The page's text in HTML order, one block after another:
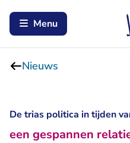
Menu
Nieuws
De trias politica in tijden
een gespannen